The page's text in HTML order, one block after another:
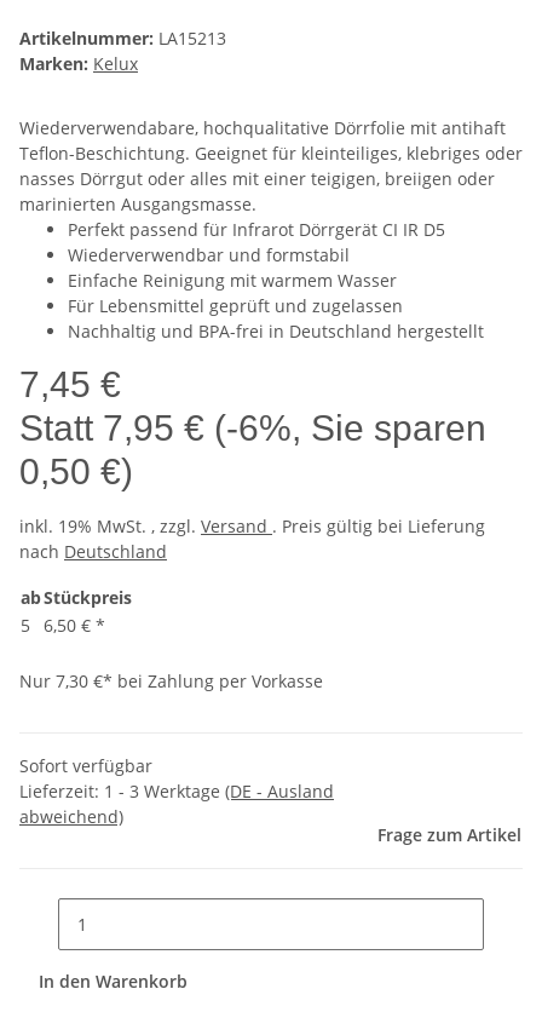
Artikelnummer: LA15213
Marken: Kelux
Wiederverwendabare, hochqualitative Dörrfolie mit antihaft
Teflon-Beschichtung. Geeignet für kleinteiliges, klebriges oder
nasses Dörrgut oder alles mit einer teigigen, breiigen oder
marinierten Ausgangsmasse.
Perfekt passend für Infrarot Dörrgerät CI IR D5
Wiederverwendbar und formstabil
Einfache Reinigung mit warmem Wasser
Für Lebensmittel geprüft und zugelassen
Nachhaltig und BPA-frei in Deutschland hergestellt
7,45 €
Statt 7,95 € (-6%, Sie sparen
0,50 €)
inkl. 19% MwSt. , zzgl. Versand . Preis gültig bei Lieferung
nach Deutschland
abStückpreis
5
6,50 € *
Nur 7,30 €* bei Zahlung per Vorkasse
Sofort verfügbar
Lieferzeit: 1 - 3 Werktage (DE - Ausland
abweichend)
Frage zum Artikel
In den Warenkorb